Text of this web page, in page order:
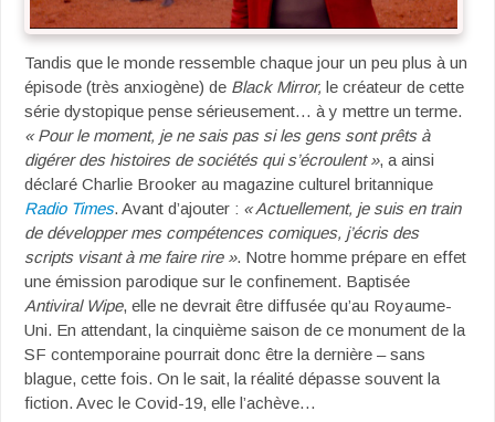
Tandis que le monde ressemble chaque jour un peu plus à un
épisode (très anxiogène) de Black Mirror, le créateur de cette
série dystopique pense sérieusement… à y mettre un terme.
« Pour le moment, je ne sais pas si les gens sont prêts à
digérer des histoires de sociétés qui s’écroulent », a ainsi
déclaré Charlie Brooker au magazine culturel britannique
Radio Times. Avant d’ajouter : « Actuellement, je suis en train
de développer mes compétences comiques, j’écris des
scripts visant à me faire rire ». Notre homme prépare en effet
une émission parodique sur le confinement. Baptisée
Antiviral Wipe, elle ne devrait être diffusée qu’au Royaume-
Uni. En attendant, la cinquième saison de ce monument de la
SF contemporaine pourrait donc être la dernière – sans
blague, cette fois. On le sait, la réalité dépasse souvent la
fiction. Avec le Covid-19, elle l’achève…